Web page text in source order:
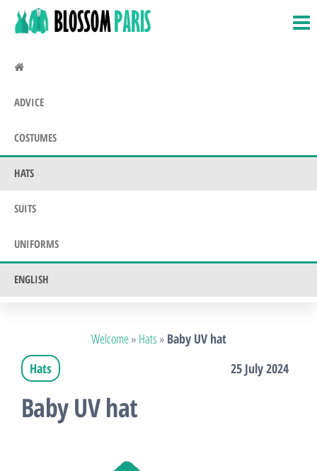
ADVICE
COSTUMES
HATS
SUITS
UNIFORMS
ENGLISH
Welcome» Hats » Baby UV hat
Hats
25 July 2024
Baby UV hat